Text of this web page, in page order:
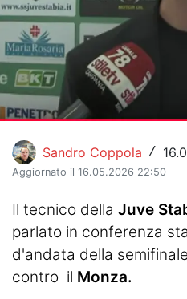
Pallamano
Altre
News
Eventi
Sandro Coppola /
Aggiornato il 16.05.2026 22:50
Il tecnico della Juve
parlato in conferenza
d'andata della
contro il Monza.